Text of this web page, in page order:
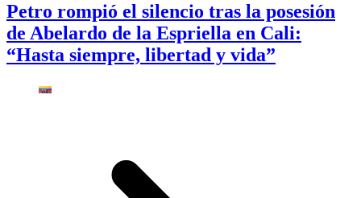
Petro rompió el silencio tras la posesión
de Abelardo de la Espriella en Cali:
“Hasta siempre, libertad y vida”